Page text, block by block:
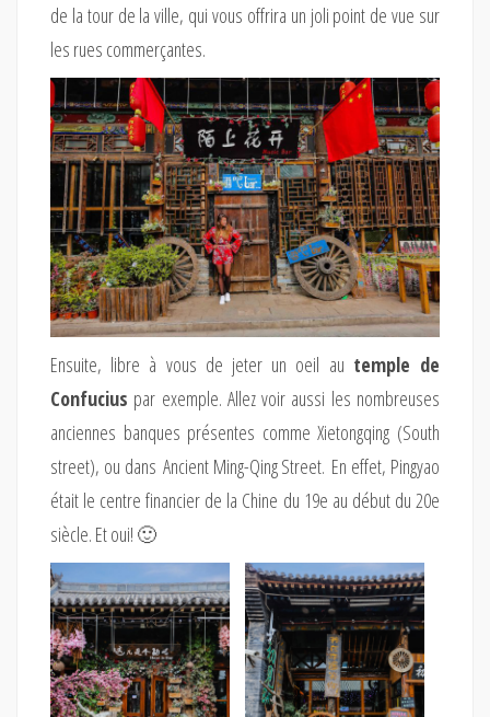
de la tour de la ville, qui vous offrira un joli point de vue sur
les rues commerçantes.
Ensuite, libre à vous de jeter un oeil au temple de
Confucius par exemple. Allez voir aussi les nombreuses
anciennes banques présentes comme Xietongqing (South
street), ou dans Ancient Ming-Qing Street. En effet, Pingyao
était le centre financier de la Chine du 19e au début du 20e
siècle. Et oui! 🙂